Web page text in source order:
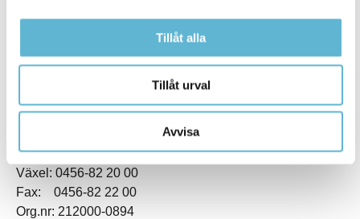
Tillåt alla
Tillåt urval
Avvisa
Kommunhuset, Storgatan 48
Box 18, 295 21 Bromölla
Webbadress
Växel: 0456-82 20 00
Fax: 0456-82 22 00
Org.nr: 212000-0894